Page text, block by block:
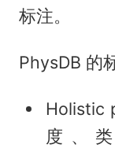
标注。
PhysDB 的
Holistic
度、